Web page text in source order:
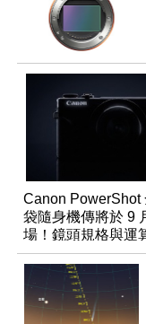
Canon PowerShot
袋隨身機傳將於 9
場！鏡頭規格與運
升級成為焦點